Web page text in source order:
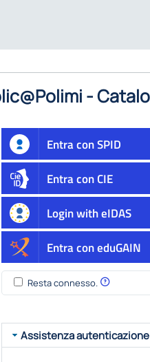
-
Entra con SPID
Entra con CIE
Login with eIDAS
Entra con eduGAIN
Resta connesso.
Assistenza autenticazione